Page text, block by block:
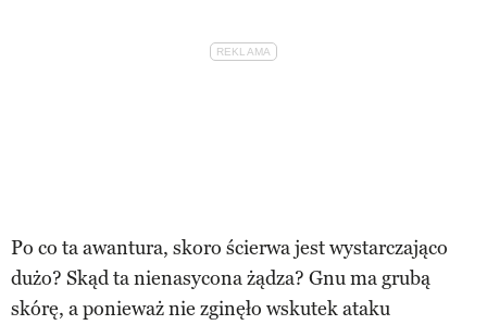
Po co ta awantura, skoro ścierwa jest wystarczająco
dużo? Skąd ta nienasycona żądza? Gnu ma grubą
skórę, a ponieważ nie zginęło wskutek ataku